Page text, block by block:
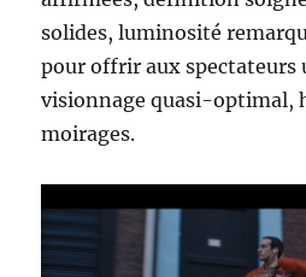
solides, luminosité
pour offrir aux spectateurs
visionnage quasi-optimal,
moirages.